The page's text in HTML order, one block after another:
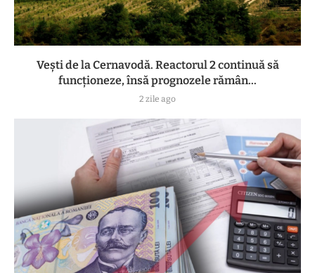
Vești de la Cernavodă. Reactorul 2 continuă să
funcționeze, însă prognozele rămân...
2 zile ago